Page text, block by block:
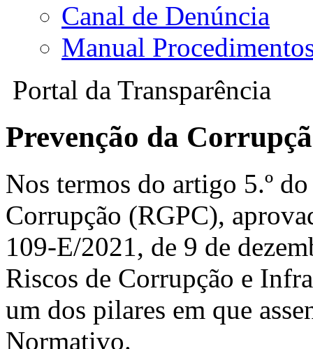
Canal de Denúncia
Manual
Portal da Transparência
Prevenção da
Nos termos do artigo 5.º
Corrupção (RGPC),
109-E/2021, de 9 de
Riscos de Corrupção e
um dos pilares em que
Normativo.